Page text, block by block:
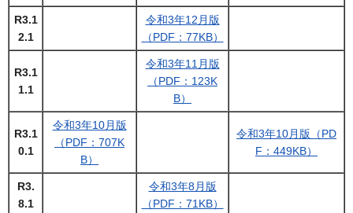
R3.1
2.1
令和3年12月版
（PDF：77KB）
R3.1
1.1
令和3年11月版
（PDF：123K
B）
R3.1
0.1
令和3年10月版
（PDF：707K
B）
令和3年10月版（PD
F：449KB）
R3.
8.1
令和3年8月版
（PDF：71KB）